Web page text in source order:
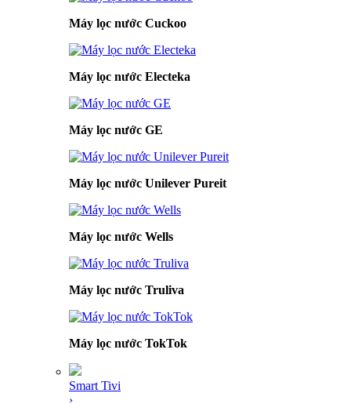
Máy lọc nước Cuckoo
Máy lọc nước Electeka
Máy lọc nước GE
Máy lọc nước Unilever Pureit
Máy lọc nước Wells
Máy lọc nước Truliva
Máy lọc nước TokTok
Smart Tivi
›